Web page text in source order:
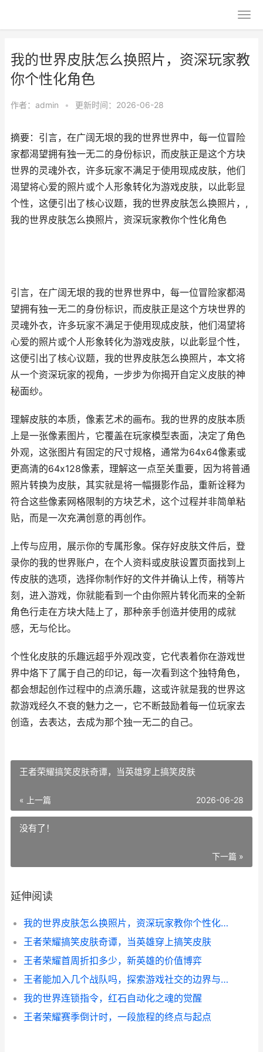
我的世界皮肤怎么换照片，资深玩家教
你个性化角色
作者： admin • 更新时间：2026-06-28
摘要：引言，在广阔无垠的我的世界世界中，每一位冒险
家都渴望拥有独一无二的身份标识，而皮肤正是这个方块
世界的灵魂外衣，许多玩家不满足于使用现成皮肤，他们
渴望将心爱的照片或个人形象转化为游戏皮肤，以此彰显
个性，这便引出了核心议题，我的世界皮肤怎么换照片，,
我的世界皮肤怎么换照片，资深玩家教你个性化角色
引言，在广阔无垠的我的世界世界中，每一位冒险家都渴
望拥有独一无二的身份标识，而皮肤正是这个方块世界的
灵魂外衣，许多玩家不满足于使用现成皮肤，他们渴望将
心爱的照片或个人形象转化为游戏皮肤，以此彰显个性，
这便引出了核心议题，我的世界皮肤怎么换照片，本文将
从一个资深玩家的视角，一步步为你揭开自定义皮肤的神
秘面纱。
理解皮肤的本质，像素艺术的画布。我的世界的皮肤本质
上是一张像素图片，它覆盖在玩家模型表面，决定了角色
外观，这张图片有固定的尺寸规格，通常为64x64像素或
更高清的64x128像素，理解这一点至关重要，因为将普通
照片转换为皮肤，其实就是将一幅摄影作品，重新诠释为
符合这些像素网格限制的方块艺术，这个过程并非简单粘
贴，而是一次充满创意的再创作。
上传与应用，展示你的专属形象。保存好皮肤文件后，登
录你的我的世界账户，在个人资料或皮肤设置页面找到上
传皮肤的选项，选择你制作好的文件并确认上传，稍等片
刻，进入游戏，你就能看到一个由你照片转化而来的全新
角色行走在方块大陆上了，那种亲手创造并使用的成就
感，无与伦比。
个性化皮肤的乐趣远超乎外观改变，它代表着你在游戏世
界中烙下了属于自己的印记，每一次看到这个独特角色，
都会想起创作过程中的点滴乐趣，这或许就是我的世界这
款游戏经久不衰的魅力之一，它不断鼓励着每一位玩家去
创造，去表达，去成为那个独一无二的自己。
王者荣耀搞笑皮肤奇谭，当英雄穿上搞笑皮肤
« 上一篇 2026-06-28
没有了！
下一篇 »
延伸阅读
我的世界皮肤怎么换照片，资深玩家教你个性化角色
王者荣耀搞笑皮肤奇谭，当英雄穿上搞笑皮肤
王者荣耀首周折扣多少，新英雄的价值博弈
王者能加入几个战队吗，探索游戏社交的边界与可能，副标题，资深玩家深度解析战队系统设计
我的世界连锁指令，红石自动化之魂的觉醒
王者荣耀赛季倒计时，一段旅程的终点与起点